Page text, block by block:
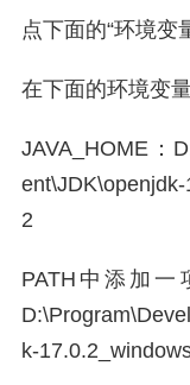
点下面的“环境变
在下面的环境变
JAVA_HOME：
2
PATH中添加一
k-